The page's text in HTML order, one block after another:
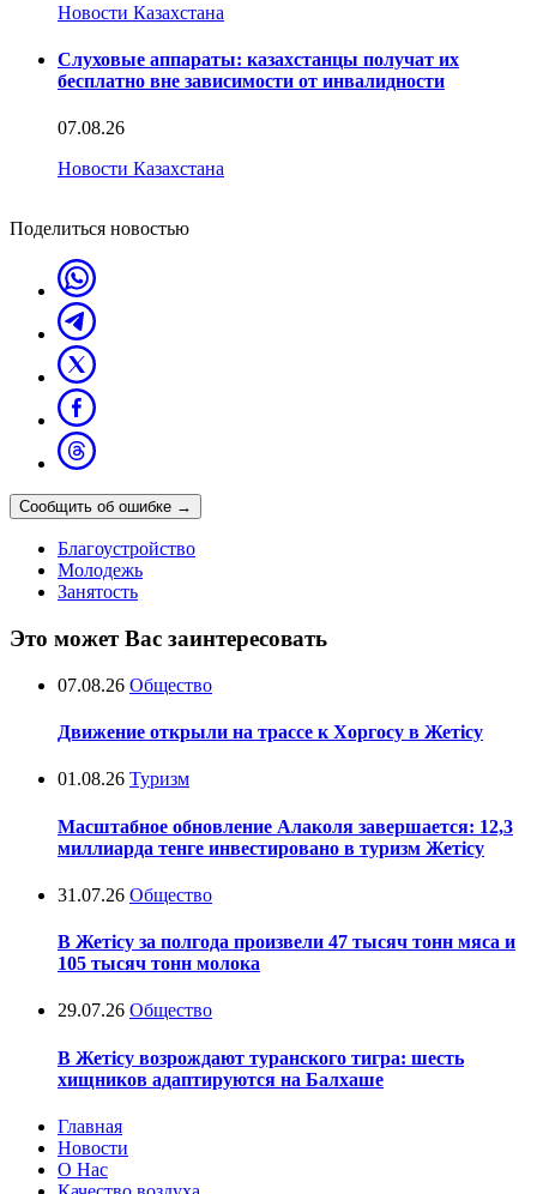
Новости Казахстана
Слуховые аппараты: казахстанцы получат их
бесплатно вне зависимости от инвалидности
07.08.26
Новости Казахстана
Поделиться новостью
Сообщить об ошибке →
Благоустройство
Молодежь
Занятость
Это может Вас заинтересовать
07.08.26 Общество
Движение открыли на трассе к Хоргосу в Жетісу
01.08.26 Туризм
Масштабное обновление Алаколя завершается: 12,3
миллиарда тенге инвестировано в туризм Жетісу
31.07.26 Общество
В Жетісу за полгода произвели 47 тысяч тонн мяса и
105 тысяч тонн молока
29.07.26 Общество
В Жетісу возрождают туранского тигра: шесть
хищников адаптируются на Балхаше
Главная
Новости
О Нас